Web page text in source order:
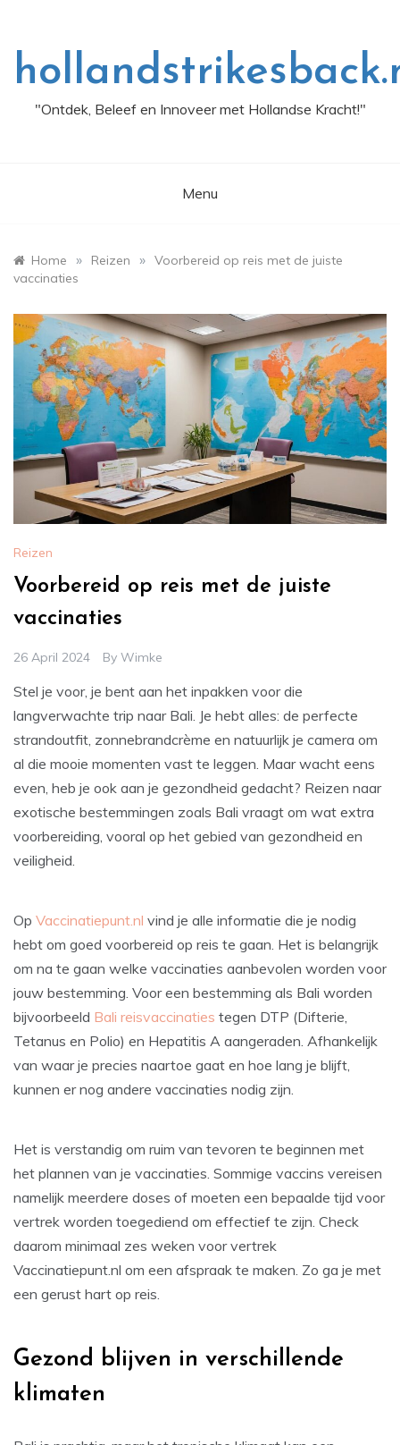
"Ontdek, Beleef en Innoveer met Hollandse Kracht!"
Menu
Home » Reizen » Voorbereid op reis met de juiste
vaccinaties
Reizen
Voorbereid op reis met de juiste
vaccinaties
26 April 2024 By Wimke
Stel je voor, je bent aan het inpakken voor die
langverwachte trip naar Bali. Je hebt alles: de perfecte
strandoutfit, zonnebrandcrème en natuurlijk je camera om
al die mooie momenten vast te leggen. Maar wacht eens
even, heb je ook aan je gezondheid gedacht? Reizen naar
exotische bestemmingen zoals Bali vraagt om wat extra
voorbereiding, vooral op het gebied van gezondheid en
veiligheid.
Op Vaccinatiepunt.nl vind je alle informatie die je nodig
hebt om goed voorbereid op reis te gaan. Het is belangrijk
om na te gaan welke vaccinaties aanbevolen worden voor
jouw bestemming. Voor een bestemming als Bali worden
bijvoorbeeld Bali reisvaccinaties tegen DTP (Difterie,
Tetanus en Polio) en Hepatitis A aangeraden. Afhankelijk
van waar je precies naartoe gaat en hoe lang je blijft,
kunnen er nog andere vaccinaties nodig zijn.
Het is verstandig om ruim van tevoren te beginnen met
het plannen van je vaccinaties. Sommige vaccins vereisen
namelijk meerdere doses of moeten een bepaalde tijd voor
vertrek worden toegediend om effectief te zijn. Check
daarom minimaal zes weken voor vertrek
Vaccinatiepunt.nl om een afspraak te maken. Zo ga je met
een gerust hart op reis.
Gezond blijven in verschillende
klimaten